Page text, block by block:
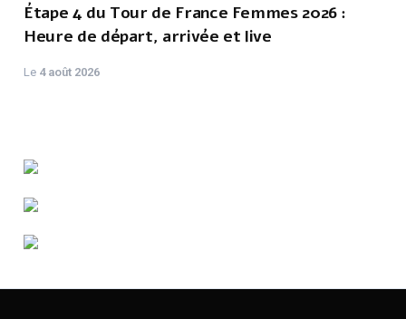
Étape 4 du Tour de France Femmes 2026 :
Heure de départ, arrivée et live
Le 4 août 2026